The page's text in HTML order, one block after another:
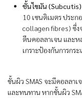
ชั้นไขมัน (Subcutis)
10 เซนติเมตร ประ
collagen fibres) ซึ่
ตีนคอลลาเจน และห
เกราะป้องกันการกร
ชั้นผิว SMAS จะมีคอลลา
และทนทาน หากชั้นผิว